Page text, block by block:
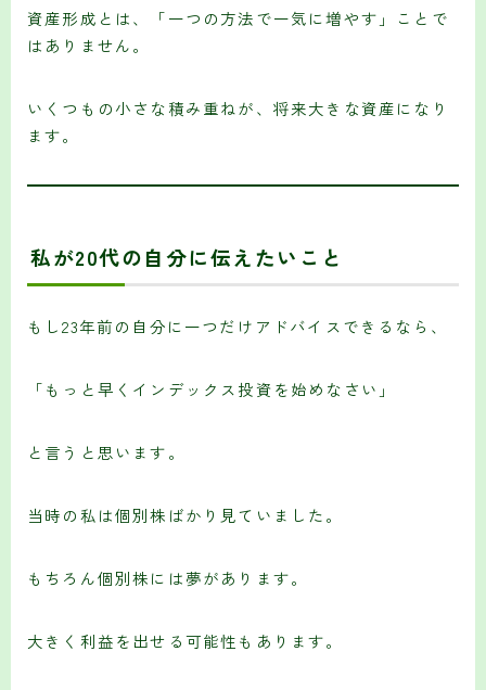
資産形成とは、「一つの方法で一気に増やす」ことで
はありません。
いくつもの小さな積み重ねが、将来大きな資産になり
ます。
私が20代の自分に伝えたいこと
もし23年前の自分に一つだけアドバイスできるなら、
「もっと早くインデックス投資を始めなさい」
と言うと思います。
当時の私は個別株ばかり見ていました。
もちろん個別株には夢があります。
大きく利益を出せる可能性もあります。